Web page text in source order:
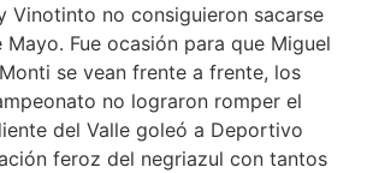
Vinotinto no consiguieron sacarse
Fue ocasión para que Miguel
se vean frente a frente, los
no lograron romper el
del Valle goleó a Deportivo
feroz del negriazul con tantos